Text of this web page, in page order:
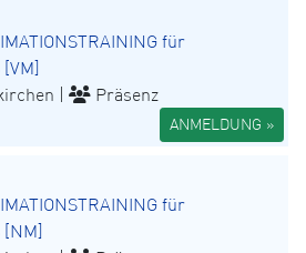
für
[VM]
| Präsenz
ANMELDUNG »
für
[NM]